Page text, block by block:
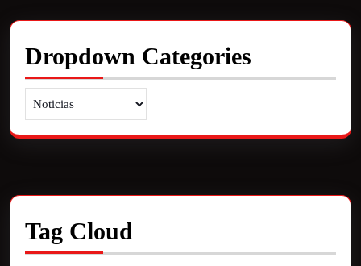
Dropdown Categories
Tag Cloud